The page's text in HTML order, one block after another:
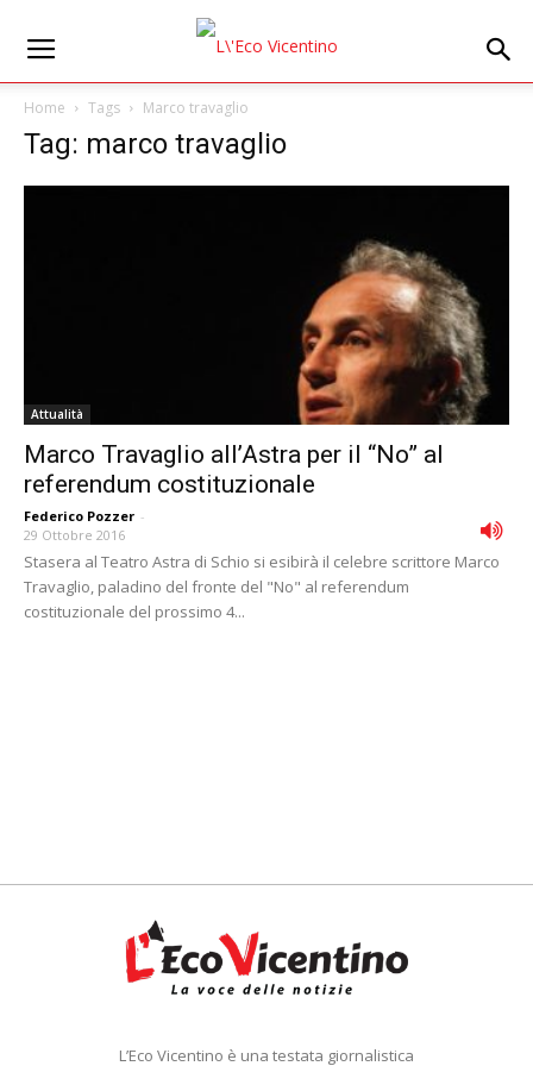
Home Tags Marco travaglio
Tag: marco travaglio
Attualità
Marco Travaglio all’Astra per il “No” al
referendum costituzionale
Federico Pozzer -
29 Ottobre 2016
Stasera al Teatro Astra di Schio si esibirà il celebre scrittore Marco
Travaglio, paladino del fronte del "No" al referendum
costituzionale del prossimo 4...
L’Eco Vicentino è una testata giornalistica